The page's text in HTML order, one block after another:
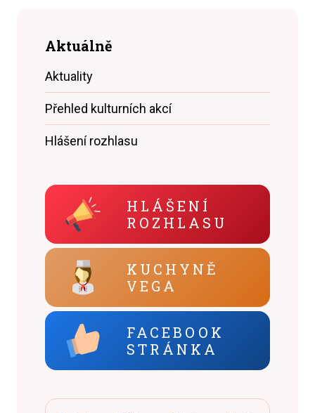
Aktuálně
Aktuality
Přehled kulturních akcí
Hlášení rozhlasu
HLÁŠENÍ
ROZHLASU
KUCHYNĚ
VEGA
FACEBOOK
STRÁNKA